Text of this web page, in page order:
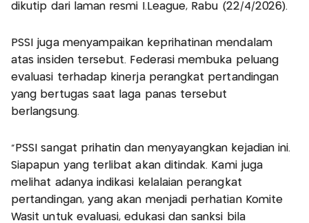
dikutip dari laman resmi I.League, Rabu (22/4/2026).
PSSI juga menyampaikan keprihatinan mendalam
atas insiden tersebut. Federasi membuka peluang
evaluasi terhadap kinerja perangkat pertandingan
yang bertugas saat laga panas tersebut
berlangsung.
“PSSI sangat prihatin dan menyayangkan kejadian ini.
Siapapun yang terlibat akan ditindak. Kami juga
melihat adanya indikasi kelalaian perangkat
pertandingan, yang akan menjadi perhatian Komite
Wasit untuk evaluasi, edukasi dan sanksi bila